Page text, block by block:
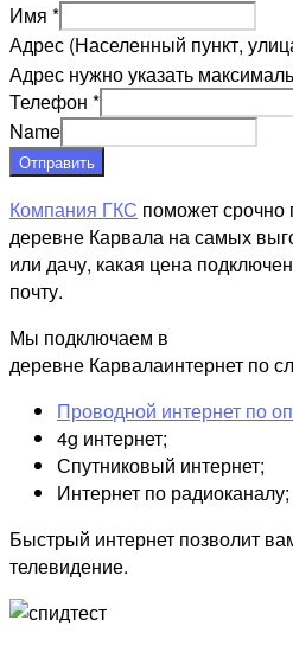
Имя *
Адрес (Населенный пункт,
Адрес нужно указать
Телефон *
Name
Отправить
Компания ГКС поможет срочно
деревне Карвала на самых
или дачу, какая цена
почту.
Мы подключаем в
деревне Карвалаинтернет по
Проводной интернет по
4g интернет;
Спутниковый интернет;
Интернет по радиоканалу;
Быстрый интернет позволит
телевидение.